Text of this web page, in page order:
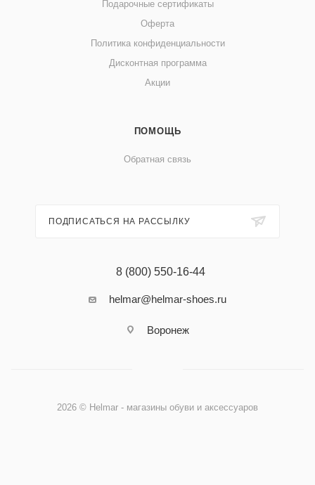
Подарочные сертификаты
Оферта
Политика конфиденциальности
Дисконтная программа
Акции
ПОМОЩЬ
Обратная связь
ПОДПИСАТЬСЯ НА РАССЫЛКУ
8 (800) 550-16-44
helmar@helmar-shoes.ru
Воронеж
2026 © Helmar - магазины обуви и аксессуаров